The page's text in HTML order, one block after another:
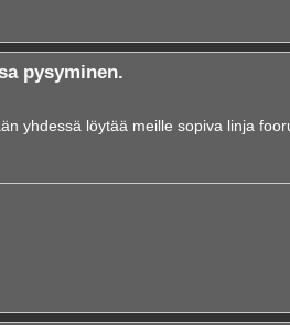
pysyminen.
yhdessä löytää meille sopiva linja